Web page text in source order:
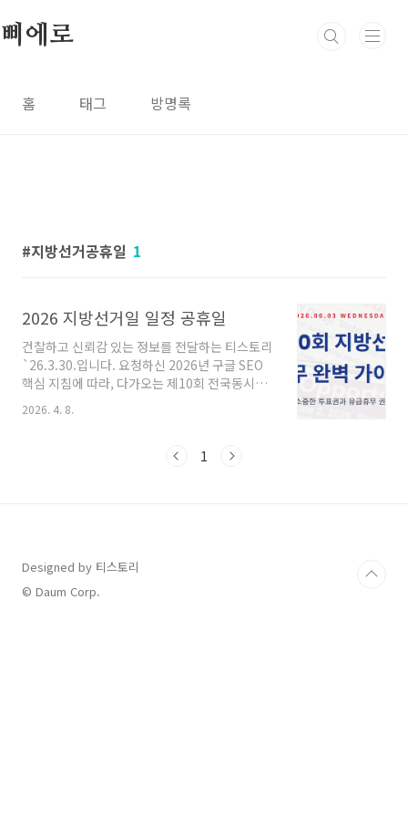
삐에로
홈 태그 방명록
지방선거공휴일 1
2026 지방선거일 일정 공휴일
건찰하고 신뢰감 있는 정보를 전달하는 티스토리
`26.3.30.입니다. 요청하신 2026년 구글 SEO
핵심 지침에 따라, 다가오는 제10회 전국동시지
방선거일 휴무와 관련된 상세 정보를 정리해 드
립니다.2026년 지방선거일 공휴일 지정 및 법적
의한 선거일은 공휴일로 규정되어 있습니다.
이상 사업장에서 근무하는 직장인이라면 별도의
연차 사용 없이 유급으로 쉴 수 있는 권리가 보장
됩니다. 다만 현행법상 5인 미만 사업장은 유급휴
2026. 4. 8.
1
Designed by 티스토리
© Daum Corp.